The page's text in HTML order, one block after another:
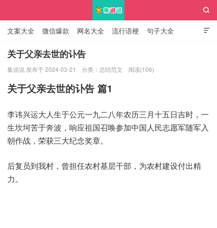

文案大全 微信爆款 网名大全 流行语梗 句子大全
知识大全

关于父亲去世的讣告
集说说 发布于 2024-03-21 分类： 总结范文 阅读(106)
关于父亲去世的讣告 篇1
李讳兴运大人生于公元一九二八年农历三月十五日吉时，一
生坎坷苦于奔波，响应祖国召唤参加中国人民志愿军随军入
朝作战，荣获三大纪念奖章。
后复员到我村，曾担任农村基层干部，为农村建设付出精
力。